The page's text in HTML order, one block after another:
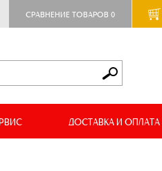
СРАВНЕНИЕ ТОВАРОВ 0
ДОСТАВКА И ОПЛАТА